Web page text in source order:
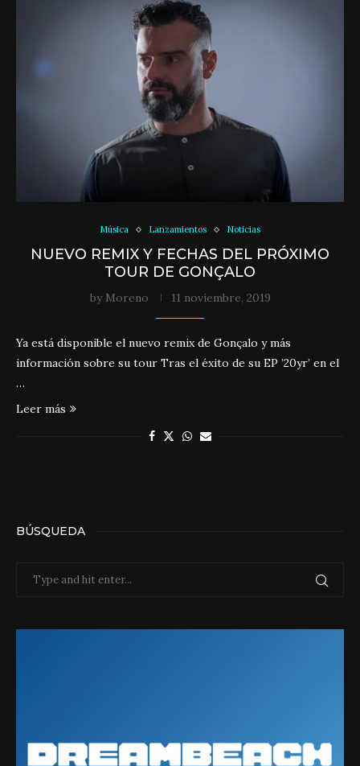
Música Lanzamientos Noticias
NUEVO REMIX Y FECHAS DEL PRÓXIMO
TOUR DE GONÇALO
by Moreno 11 noviembre, 2019
Ya está disponible el nuevo remix de Gonçalo y más
información sobre su tour Tras el éxito de su EP ’20yr’ en el
…
Leer más
BÚSQUEDA